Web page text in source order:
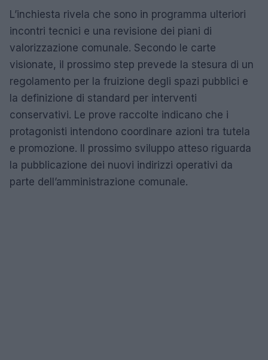
L’inchiesta rivela che sono in programma ulteriori
incontri tecnici e una revisione dei piani di
valorizzazione comunale. Secondo le carte
visionate, il prossimo step prevede la stesura di un
regolamento per la fruizione degli spazi pubblici e
la definizione di standard per interventi
conservativi. Le prove raccolte indicano che i
protagonisti intendono coordinare azioni tra tutela
e promozione. Il prossimo sviluppo atteso riguarda
la pubblicazione dei nuovi indirizzi operativi da
parte dell’amministrazione comunale.